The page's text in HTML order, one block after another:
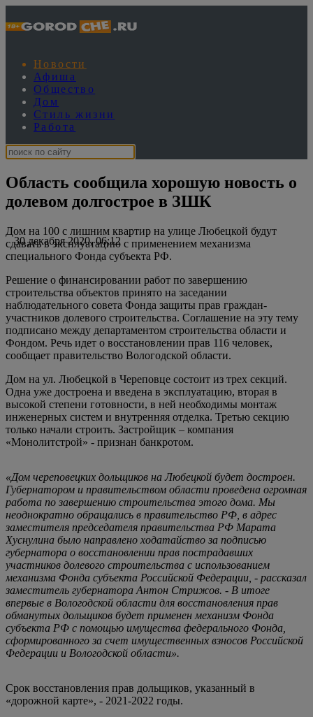
Новости
Афиша
Общество
Дом
Стиль жизни
Работа
Область сообщила хорошую новость о
долевом долгострое в ЗШК
30 декабря 2020, 06:12
Дом на 100 с лишним квартир на улице Любецкой будут
сдавать в эксплуатацию с применением механизма
специального Фонда субъекта РФ.
Решение о финансировании работ по завершению
строительства объектов принято на заседании
наблюдательного совета Фонда защиты прав граждан-
участников долевого строительства. Соглашение на эту тему
подписано между департаментом строительства области и
Фондом. Речь идет о восстановлении прав 116 человек,
сообщает правительство Вологодской области.
Дом на ул. Любецкой в Череповце состоит из трех секций.
Одна уже достроена и введена в эксплуатацию, вторая в
высокой степени готовности, в ней необходимы монтаж
инженерных систем и внутренняя отделка. Третью секцию
только начали строить. Застройщик – компания
«Монолитстрой» - признан банкротом.
«Дом череповецких дольщиков на Любецкой будет достроен.
Губернатором и правительством области проведена огромная
работа по завершению строительства этого дома. Мы
неоднократно обращались в правительство РФ, в адрес
заместителя председателя правительства РФ Марата
Хуснулина было направлено ходатайство за подписью
губернатора о восстановлении прав пострадавших
участников долевого строительства с использованием
механизма Фонда субъекта Российской Федерации, - рассказал
заместитель губернатора Антон Стрижов. - В итоге
впервые в Вологодской области для восстановления прав
обманутых дольщиков будет применен механизм Фонда
субъекта РФ с помощью имущества федерального Фонда,
сформированного за счет имущественных взносов Российской
Федерации и Вологодской области».
Срок восстановления прав дольщиков, указанный в
«дорожной карте», - 2021-2022 годы.